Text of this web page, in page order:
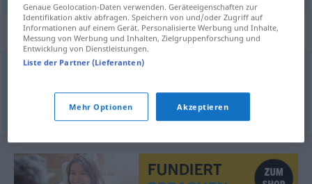
Synonyme für "Beweismaterial"
© OpenThesaurus.de
Genaue Geolocation-Daten verwenden. Geräteeigenschaften zur
Identifikation aktiv abfragen. Speichern von und/oder Zugriff auf
Informationen auf einem Gerät. Personalisierte Werbung und Inhalte,
Messung von Werbung und Inhalten, Zielgruppenforschung und
Entwicklung von Dienstleistungen.
Liste der Partner (Lieferanten)
Mehr Optionen Akzeptieren